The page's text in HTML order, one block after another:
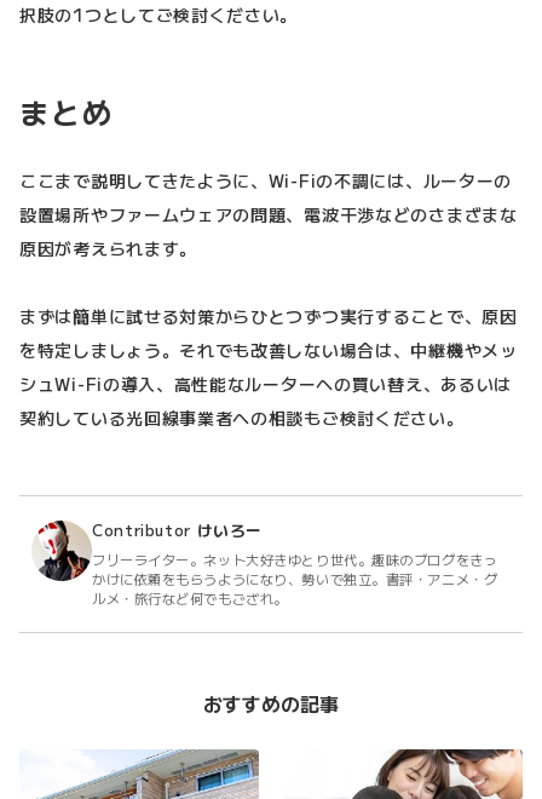
択肢の1つとしてご検討ください。
まとめ
ここまで説明してきたように、Wi-Fiの不調には、ルーターの
設置場所やファームウェアの問題、電波干渉などのさまざまな
原因が考えられます。
まずは簡単に試せる対策からひとつずつ実行することで、原因
を特定しましょう。それでも改善しない場合は、中継機やメッ
シュWi-Fiの導入、高性能なルーターへの買い替え、あるいは
契約している光回線事業者への相談もご検討ください。
Contributor けいろー
フリーライター。ネット大好きゆとり世代。趣味のブログをきっ
かけに依頼をもらうようになり、勢いで独立。書評・アニメ・グ
ルメ・旅行など何でもござれ。
おすすめの記事